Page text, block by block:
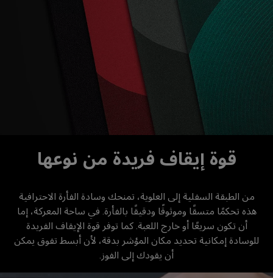
قوة إيقاف فريدة من نوعها
من الطبقة السفلية إلى العلوية، تمنحك وسادة الفأرة الاحترافية
هذه تحكمًا متسقًا وموثوقًا ودقيقًا بالفأرة. في ساحة المعركة، إما
أن تكون سريعًا أو خارج اللعبة. كما توفر قوة الإيقاف الفريدة
للوسادة إمكانية تحديد مكان المؤشر بدقة، لأن أبسط تفوق يمكن
أن يقودك إلى الفوز.